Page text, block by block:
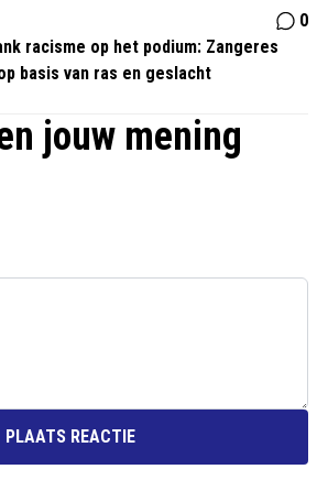
0
racisme op het podium: Zangeres
basis van ras en geslacht
jouw mening
PLAATS REACTIE